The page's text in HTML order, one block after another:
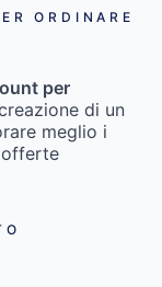
ORDINARE
per
di un
meglio i